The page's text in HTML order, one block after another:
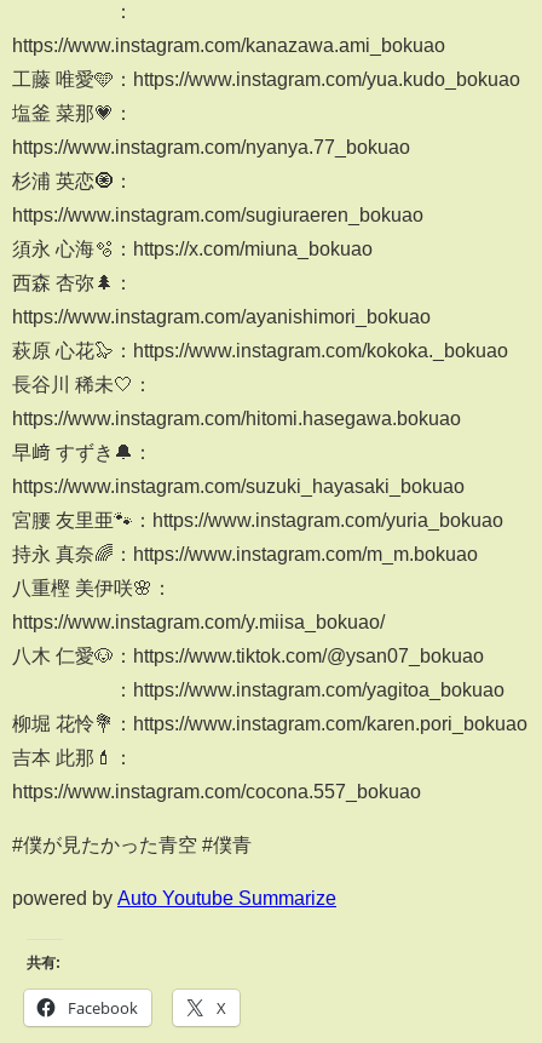
：
https://www.instagram.com/kanazawa.ami_bokuao
工藤 唯愛🩵：https://www.instagram.com/yua.kudo_bokuao
塩釜 菜那💗：
https://www.instagram.com/nyanya.77_bokuao
杉浦 英恋🧿：
https://www.instagram.com/sugiuraeren_bokuao
須永 心海🫧：https://x.com/miuna_bokuao
西森 杏弥🌲：
https://www.instagram.com/ayanishimori_bokuao
萩原 心花🦭：https://www.instagram.com/kokoka._bokuao
長谷川 稀未🤍：
https://www.instagram.com/hitomi.hasegawa.bokuao
早﨑 すずき🔔：
https://www.instagram.com/suzuki_hayasaki_bokuao
宮腰 友里亜🐾：https://www.instagram.com/yuria_bokuao
持永 真奈🌈：https://www.instagram.com/m_m.bokuao
八重樫 美伊咲🌸：
https://www.instagram.com/y.miisa_bokuao/
八木 仁愛🐶：https://www.tiktok.com/@ysan07_bokuao
：https://www.instagram.com/yagitoa_bokuao
柳堀 花怜💐：https://www.instagram.com/karen.pori_bokuao
吉本 此那💄：
https://www.instagram.com/cocona.557_bokuao
#僕が見たかった青空 #僕青
powered by Auto Youtube Summarize
共有:
Facebook X